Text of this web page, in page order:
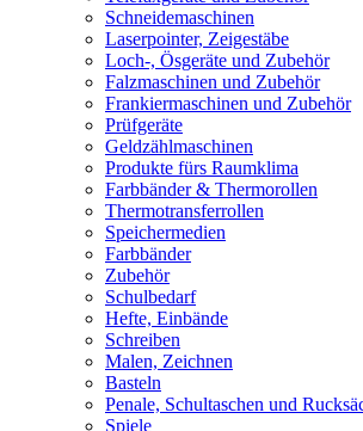
Schneidemaschinen
Laserpointer, Zeigestäbe
Loch-, Ösgeräte und Zubehör
Falzmaschinen und Zubehör
Frankiermaschinen und Zubehör
Prüfgeräte
Geldzählmaschinen
Produkte fürs Raumklima
Farbbänder & Thermorollen
Thermotransferrollen
Speichermedien
Farbbänder
Zubehör
Schulbedarf
Hefte, Einbände
Schreiben
Malen, Zeichnen
Basteln
Penale, Schultaschen und
Spiele